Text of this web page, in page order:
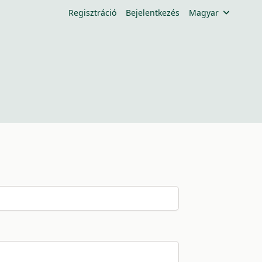
Regisztráció Bejelentkezés Magyar